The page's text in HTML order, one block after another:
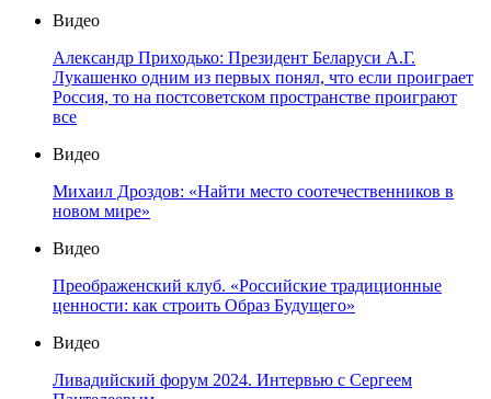
Видео
Александр Приходько: Президент Беларуси А.Г.
Лукашенко одним из первых понял, что если проиграет
Россия, то на постсоветском пространстве проиграют
все
Видео
Михаил Дроздов: «Найти место соотечественников в
новом мире»
Видео
Преображенский клуб. «Российские традиционные
ценности: как строить Образ Будущего»
Видео
Ливадийский форум 2024. Интервью с Сергеем